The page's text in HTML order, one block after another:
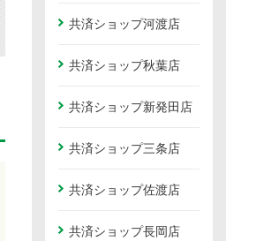
共済ショップ河渡店
共済ショップ秋葉店
共済ショップ新発田店
共済ショップ三条店
共済ショップ佐渡店
共済ショップ長岡店